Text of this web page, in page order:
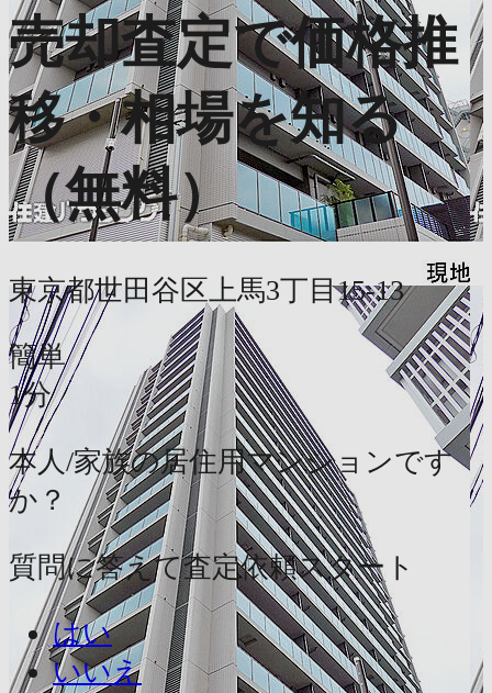
売却査定で価格推
移・相場を知る
（無料）
東京都世田谷区上馬3丁目15-13
簡単
1分
本人/家族の居住用マンションです
か？
質問に答えて査定依頼スタート
はい
いいえ